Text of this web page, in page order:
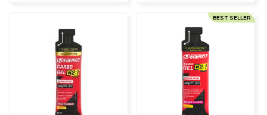
BEST SELLER